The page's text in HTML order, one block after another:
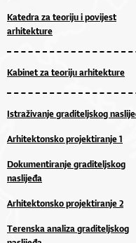
Katedra za teoriju i povijest
arhitekture
Kabinet za teoriju arhitekture
Istraživanje graditeljskog
Arhitektonsko projektiranje 1
Dokumentiranje graditeljskog
naslijeđa
Arhitektonsko projektiranje 2
Terenska analiza graditeljskog